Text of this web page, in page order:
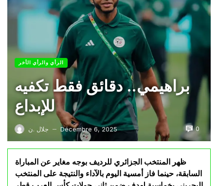
الرأي والرأي الأخر
براهيمي.. دقائق فقط تكفيه
للإبداع
جلال .ن — Décembre 6, 2025 0
ظهر المنتخب الجزائري للرديف بوجه مغاير عن المباراة
السابقة، حينما فاز أمسية اليوم بالآداء والنتيجة على المنتخب